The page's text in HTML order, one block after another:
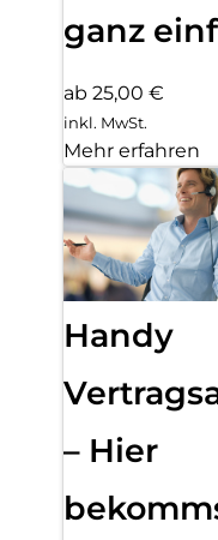
ganz
ab 25,00 €
inkl. MwSt.
Mehr erfahren
Handy
– Hier